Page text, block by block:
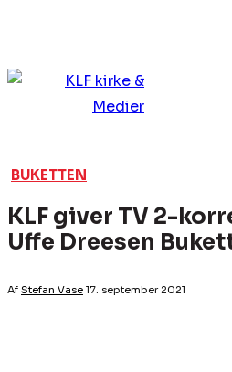
BUKETTEN
KLF giver TV 2-
Uffe Dreesen
Af Stefan Vase 17. september 2021